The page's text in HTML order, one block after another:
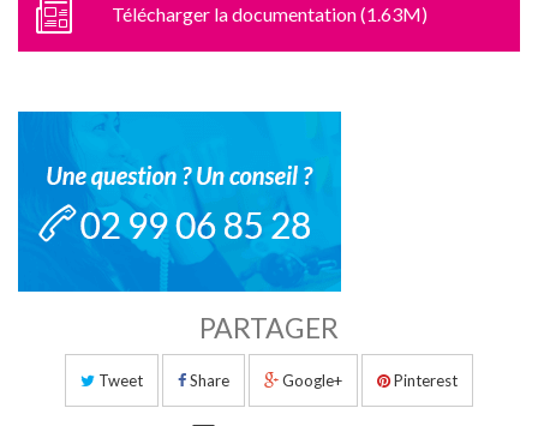
Télécharger la documentation (1.63M)
PARTAGER
Tweet Share Google+ Pinterest